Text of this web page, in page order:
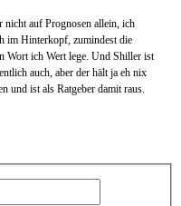
nicht auf Prognosen allein, ich
im Hinterkopf, zumindest die
Wort ich Wert lege. Und Shiller ist
auch, aber der hält ja eh nix
und ist als Ratgeber damit raus.